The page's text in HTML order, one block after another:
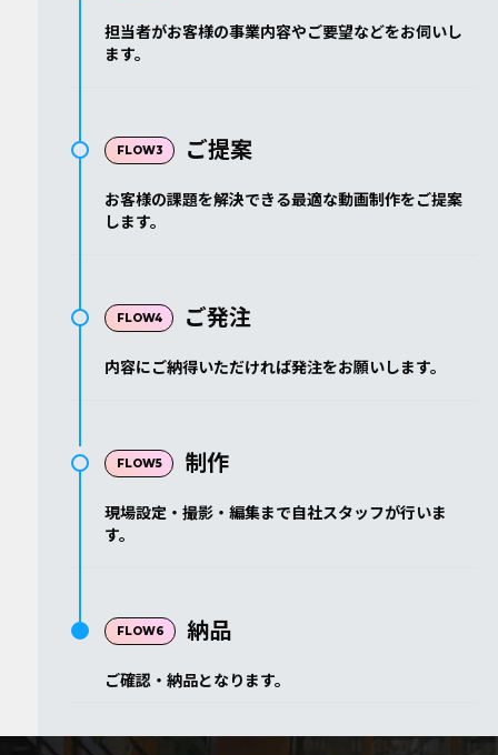
担当者がお客様の事業内容やご要望などをお伺いし
ます。
ご提案
お客様の課題を解決できる最適な動画制作をご提案
します。
ご発注
内容にご納得いただければ発注をお願いします。
制作
現場設定・撮影・編集まで自社スタッフが行いま
す。
納品
ご確認・納品となります。